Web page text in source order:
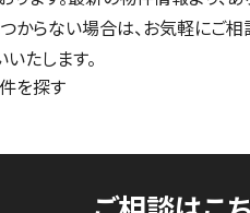
らない場合は、お気軽にご相
たします。
を探す